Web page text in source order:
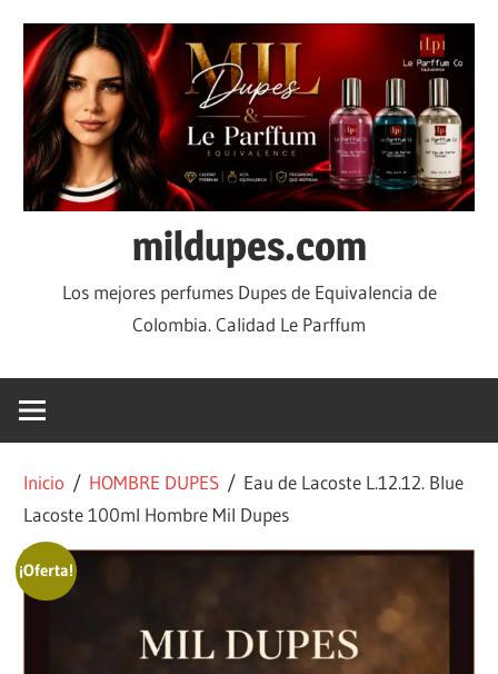
mildupes.com
Los mejores perfumes Dupes de Equivalencia de
Colombia. Calidad Le Parffum
Inicio / HOMBRE DUPES / Eau de Lacoste L.12.12. Blue
Lacoste 100ml Hombre Mil Dupes
¡Oferta!